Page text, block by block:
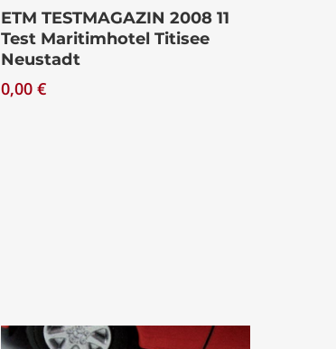
Download
ETM TESTMAGAZIN 2008 11
Test Maritimhotel Titisee
Neustadt
0,00 €